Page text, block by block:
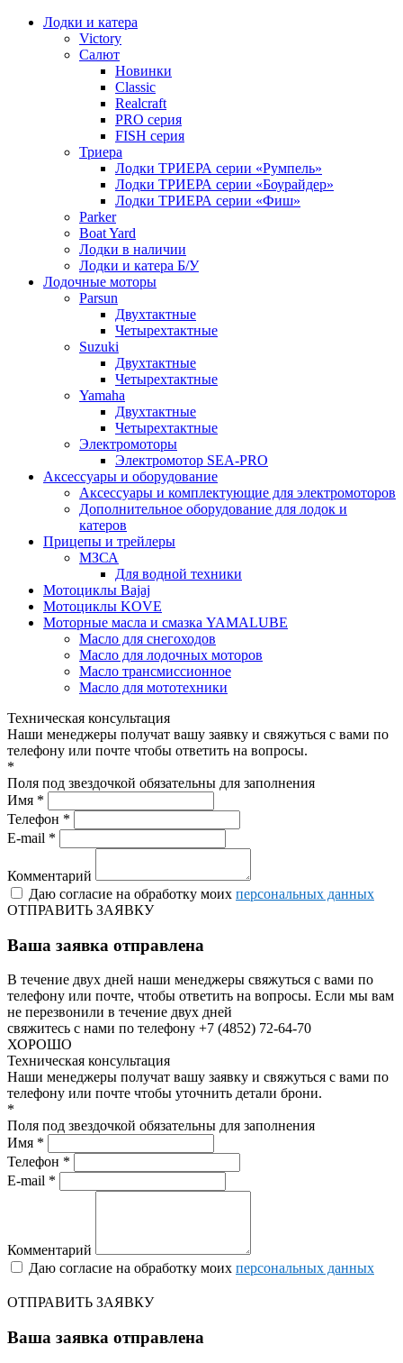
Лодки и катера
Victory
Салют
Новинки
Classic
Realcraft
PRO серия
FISH серия
Триера
Лодки ТРИЕРА серии «Румпель»
Лодки ТРИЕРА серии «Боурайдер»
Лодки ТРИЕРА серии «Фиш»
Parker
Boat Yard
Лодки в наличии
Лодки и катера Б/У
Лодочные моторы
Parsun
Двухтактные
Четырехтактные
Suzuki
Двухтактные
Четырехтактные
Yamaha
Двухтактные
Четырехтактные
Электромоторы
Электромотор SEA-PRO
Аксессуары и оборудование
Аксессуары и комплектующие для электромоторов
Дополнительное оборудование для лодок и
катеров
Прицепы и трейлеры
МЗСА
Для водной техники
Мотоциклы Bajaj
Мотоциклы KOVE
Моторные масла и смазка YAMALUBE
Масло для снегоходов
Масло для лодочных моторов
Масло трансмиссионное
Масло для мототехники
Техническая консультация
Наши менеджеры получат вашу заявку и свяжуться с вами по
телефону или почте чтобы ответить на вопросы.
*
Поля под звездочкой обязательны для заполнения
Имя *
Телефон *
E-mail *
Комментарий
Даю согласие на обработку моих персональных данных
ОТПРАВИТЬ ЗАЯВКУ
Ваша заявка отправлена
В течение двух дней наши менеджеры свяжуться с вами по
телефону или почте, чтобы ответить на вопросы. Если мы вам
не перезвонили в течение двух дней
свяжитесь с нами по телефону +7 (4852) 72-64-70
ХОРОШО
Техническая консультация
Наши менеджеры получат вашу заявку и свяжуться с вами по
телефону или почте чтобы уточнить детали брони.
*
Поля под звездочкой обязательны для заполнения
Имя *
Телефон *
E-mail *
Комментарий
Даю согласие на обработку моих персональных данных
ОТПРАВИТЬ ЗАЯВКУ
Ваша заявка отправлена